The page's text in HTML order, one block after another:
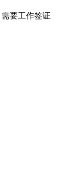
需要工作签证